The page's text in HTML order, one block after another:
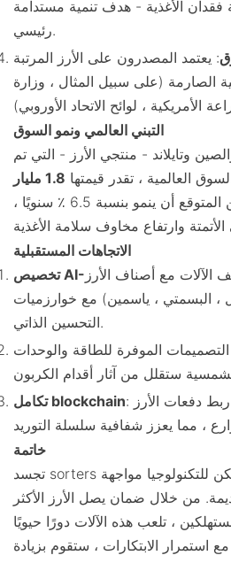
فقدان الأغذية - هدف تنمية مستدامة
رئيسي.
: يعتمد المصدرون على الأرز المرتبة
الصارمة (على سبيل المثال ، وزارة
التبني العالمي ونمو السوق
وتايلاند - منتجي الأرز - التي تم
العالمية ، تقدر قيمتها
1.8 مليار
من المتوقع أن ينمو بنسبة 6.5 ٪ سنويًا ،
الاتجاهات المستقبلية
مع أصناف الأرز
، البسمتي ، ياسمين) مع خوارزميات
التحسين الذاتي.
الموفرة للطاقة والوحدات
تكامل blockchain: ستعمل ميزات التتبع على ربط دفعات الأرز
خاتمة
تجسد sorters ألوان الأرز كيف يمكن للتكنولوجيا مواجهة
من خلال ضمان يصل الأرز الأكثر
، تلعب هذه الآلات دورًا حيويًا
استمرار الابتكارات ، ستقوم بزيادة